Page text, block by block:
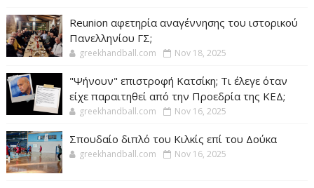
Reunion αφετηρία αναγέννησης του ιστορικού
Πανελληνίου ΓΣ;
greekhandball.com Nov 18, 2025
"Ψήνουν" επιστροφή Κατσίκη; Τι έλεγε όταν
είχε παραιτηθεί από την Προεδρία της ΚΕΔ;
greekhandball.com Nov 16, 2025
Σπουδαίο διπλό του Κιλκίς επί του Δούκα
greekhandball.com Nov 16, 2025